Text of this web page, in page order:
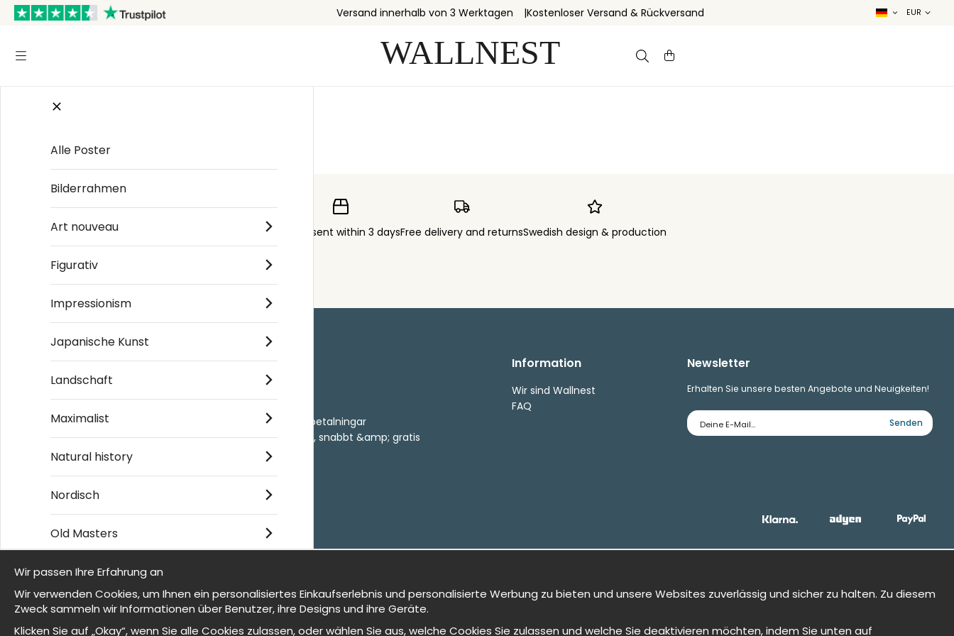
Versand innerhalb von 3 Werktagen Kostenloser Versand & Rückversand
Order sent within 3 daysFree delivery and returnsSwedish design & production
Einkaufen
- Returer och återbetalningar
- Leverans - enkelt, snabbt &amp; gratis
Om cookies
Information
Wir sind Wallnest
FAQ
Newsletter
Erhalten Sie unsere besten Angebote und Neuigkeiten!
E-
Mailadresse
Senden
© 2025 Wallnest
Alle Poster
Bilderrahmen
Art nouveau
Figurativ
Impressionism
Japanische Kunst
Landschaft
Maximalist
Natural history
Nordisch
Old Masters
Wir sind Wallnest
FAQ
Wir passen Ihre Erfahrung an
Wir verwenden Cookies, um Ihnen ein personalisiertes Einkaufserlebnis und personalisierte Werbung zu bieten und unsere Websites zuverlässig und sicher zu halten. Zu diesem
Zweck sammeln wir Informationen über Benutzer, ihre Designs und ihre Geräte.
Klicken Sie auf „Okay“, wenn Sie alle Cookies zulassen, oder wählen Sie aus, welche Cookies Sie zulassen und welche Sie deaktivieren möchten, indem Sie unten auf